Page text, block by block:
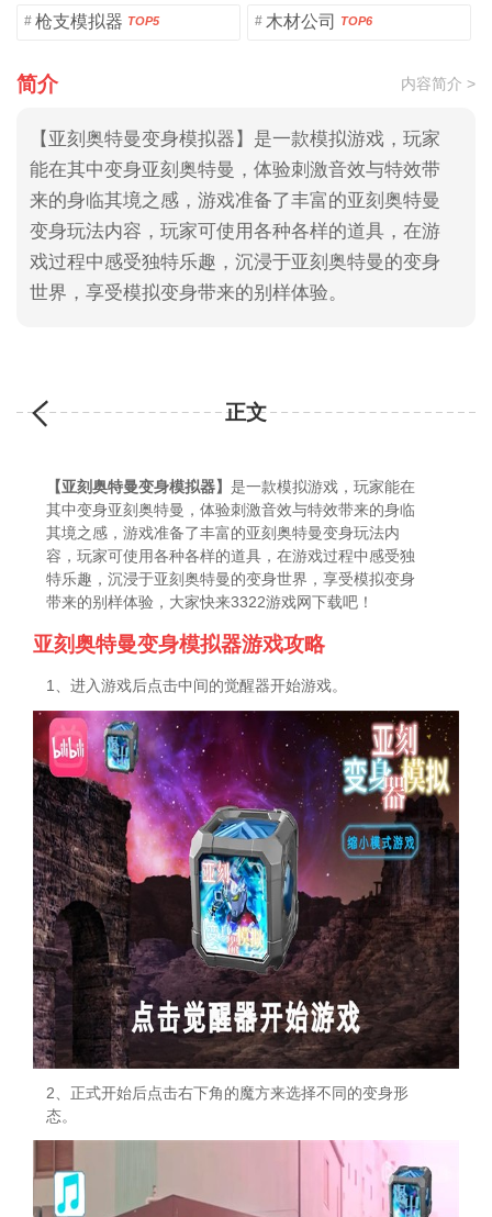
# 枪支模拟器 TOP5 # 木材公司 TOP6
简介 内容简介 >
【亚刻奥特曼变身模拟器】是一款模拟游戏，玩家
能在其中变身亚刻奥特曼，体验刺激音效与特效带
来的身临其境之感，游戏准备了丰富的亚刻奥特曼
变身玩法内容，玩家可使用各种各样的道具，在游
戏过程中感受独特乐趣，沉浸于亚刻奥特曼的变身
世界，享受模拟变身带来的别样体验。
正文
【亚刻奥特曼变身模拟器】是一款模拟游戏，玩家能在
其中变身亚刻奥特曼，体验刺激音效与特效带来的身临
其境之感，游戏准备了丰富的亚刻奥特曼变身玩法内
容，玩家可使用各种各样的道具，在游戏过程中感受独
特乐趣，沉浸于亚刻奥特曼的变身世界，享受模拟变身
带来的别样体验，大家快来3322游戏网下载吧！
亚刻奥特曼变身模拟器游戏攻略
1、进入游戏后点击中间的觉醒器开始游戏。
2、正式开始后点击右下角的魔方来选择不同的变身形
态。